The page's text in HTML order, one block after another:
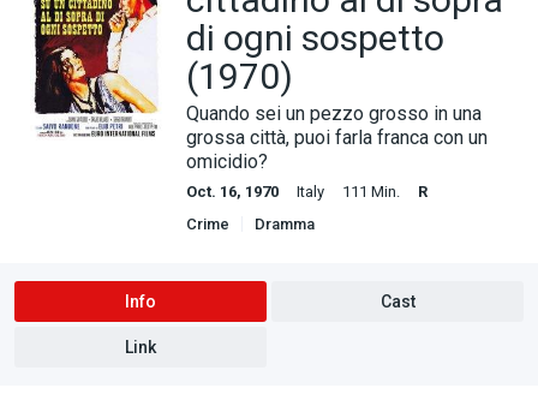
di ogni sospetto
(1970)
Quando sei un pezzo grosso in una
grossa città, puoi farla franca con un
omicidio?
Oct. 16, 1970 Italy 111 Min.
R
Crime
Dramma
Info Cast
Link